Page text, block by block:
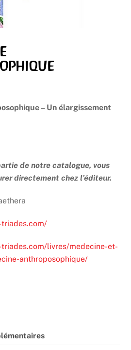
– Un élargissement
de notre catalogue, vous
directement chez l’éditeur.
livres/medecine-et-
anthroposophique/